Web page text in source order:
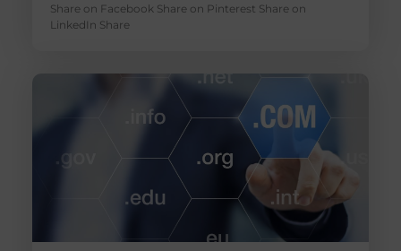
Share on Facebook Share on Pinterest Share on
LinkedIn Share